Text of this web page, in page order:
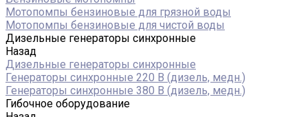
Мотопомпы бензиновые для грязной воды
Мотопомпы бензиновые для чистой воды
Дизельные генераторы синхронные
Назад
Дизельные генераторы синхронные
Генераторы синхронные 220 В (дизель, медн.)
Генераторы синхронные 380 В (дизель, медн.)
Гибочное оборудование